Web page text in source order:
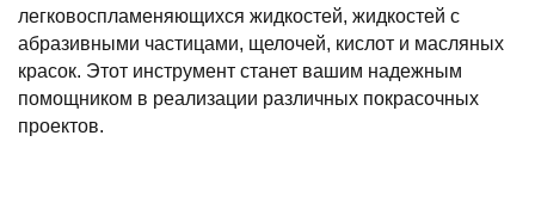
легковоспламеняющихся жидкостей, жидкостей с
абразивными частицами, щелочей, кислот и масляных
красок. Этот инструмент станет вашим надежным
помощником в реализации различных покрасочных
проектов.